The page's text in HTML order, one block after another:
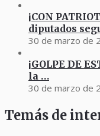
¡CON
diputados
30 de marzo de
¡GOLPE DE
la …
30 de marzo de
Temás de